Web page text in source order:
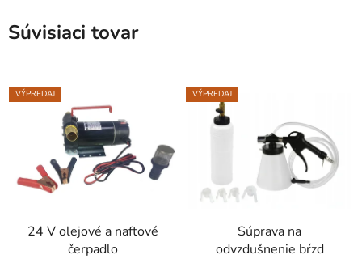
Súvisiaci tovar
VÝPREDAJ
24 V olejové a naftové
čerpadlo
VÝPREDAJ
Súprava na
odvzdušnenie bŕzd